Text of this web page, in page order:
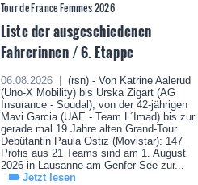
Tour de France Femmes 2026
Liste der ausgeschiedenen
Fahrerinnen / 6. Etappe
06.08.2026 |
(rsn) - Von Katrine Aalerud
(Uno-X Mobility) bis Urska Zigart (AG
Insurance - Soudal); von der 42-jährigen
Mavi Garcia (UAE - Team L´Imad) bis zur
gerade mal 19 Jahre alten Grand-Tour
Debütantin Paula Ostiz (Movistar): 147
Profis aus 21 Teams sind am 1. August
2026 in Lausanne am Genfer See zur...
Jetzt lesen